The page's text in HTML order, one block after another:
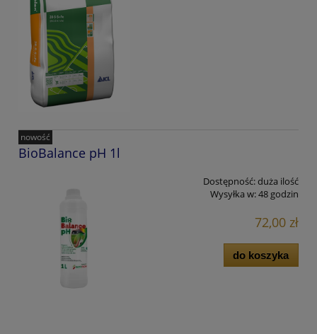
BioBalance pH 1l
Dostępność:duża ilość
Wysyłka w:48 godzin
72,00 zł
do koszyka
nowość